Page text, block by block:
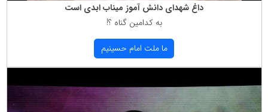
داغ شهدای دانش آموز میناب ابدی است
به كدامین گناه ؟!
ما ملت امام حسینیم